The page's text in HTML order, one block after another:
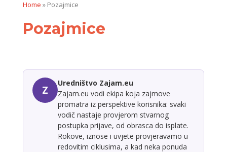
Home » Pozajmice
Pozajmice
Z
Uredništvo Zajam.eu
Zajam.eu vodi ekipa koja zajmove
promatra iz perspektive korisnika: svaki
vodič nastaje provjerom stvarnog
postupka prijave, od obrasca do isplate.
Rokove, iznose i uvjete provjeravamo u
redovitim ciklusima, a kad neka ponuda